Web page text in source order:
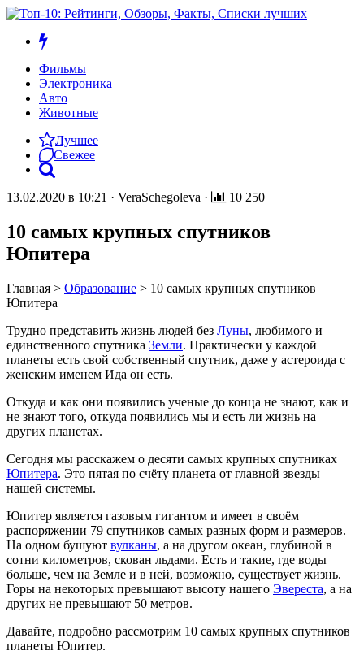
Фильмы
Электроника
Авто
Животные
Лучшее
Свежее
13.02.2020 в 10:21 · VeraSchegoleva · 10 250
10 самых крупных спутников
Юпитера
Главная > Образование > 10 самых крупных спутников
Юпитера
Трудно представить жизнь людей без Луны, любимого и
единственного спутника Земли. Практически у каждой
планеты есть свой собственный спутник, даже у астероида с
женским именем Ида он есть.
Откуда и как они появились ученые до конца не знают, как и
не знают того, откуда появились мы и есть ли жизнь на
других планетах.
Сегодня мы расскажем о десяти самых крупных спутниках
Юпитера. Это пятая по счёту планета от главной звезды
нашей системы.
Юпитер является газовым гигантом и имеет в своём
распоряжении 79 спутников самых разных форм и размеров.
На одном бушуют вулканы, а на другом океан, глубиной в
сотни километров, скован льдами. Есть и такие, где воды
больше, чем на Земле и в ней, возможно, существует жизнь.
Горы на некоторых превышают высоту нашего Эвереста, а на
других не превышают 50 метров.
Давайте, подробно рассмотрим 10 самых крупных спутников
планеты Юпитер.